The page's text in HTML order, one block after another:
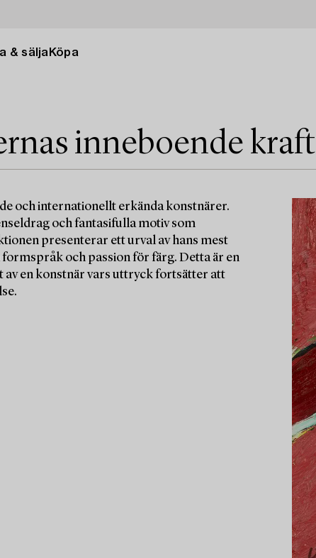
& sälja Köpa
inneboende kraft
och internationellt erkända konstnärer.
och fantasifulla motiv som
presenterar ett urval av hans mest
och passion för färg. Detta är en
en konstnär vars uttryck fortsätter att